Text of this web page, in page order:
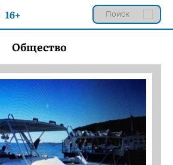
Общество
16+